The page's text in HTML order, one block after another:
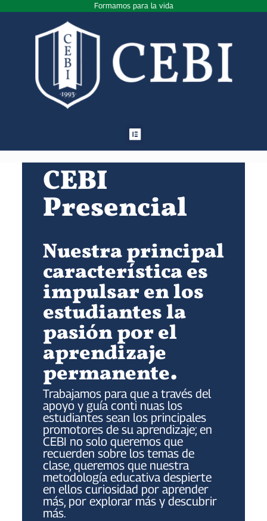
Formamos para la vida
CEBI
Presencial
Nuestra principal
característica es
impulsar en los
estudiantes la
pasión por el
aprendizaje
permanente.
Trabajamos para que a través del
apoyo y guía conti nuas los
estudiantes sean los principales
promotores de su aprendizaje; en
CEBI no solo queremos que
recuerden sobre los temas de
clase, queremos que nuestra
metodología educativa despierte
en ellos curiosidad por aprender
más, por explorar más y descubrir
más.